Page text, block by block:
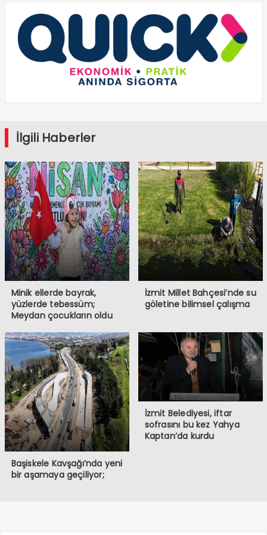
İlgili Haberler
Minik ellerde bayrak,
yüzlerde tebessüm;
Meydan çocukların oldu
İzmit Millet Bahçesi’nde su
göletine bilimsel çalışma
Başiskele Kavşağı’nda yeni
bir aşamaya geçiliyor;
İzmit Belediyesi, iftar
sofrasını bu kez Yahya
Kaptan’da kurdu